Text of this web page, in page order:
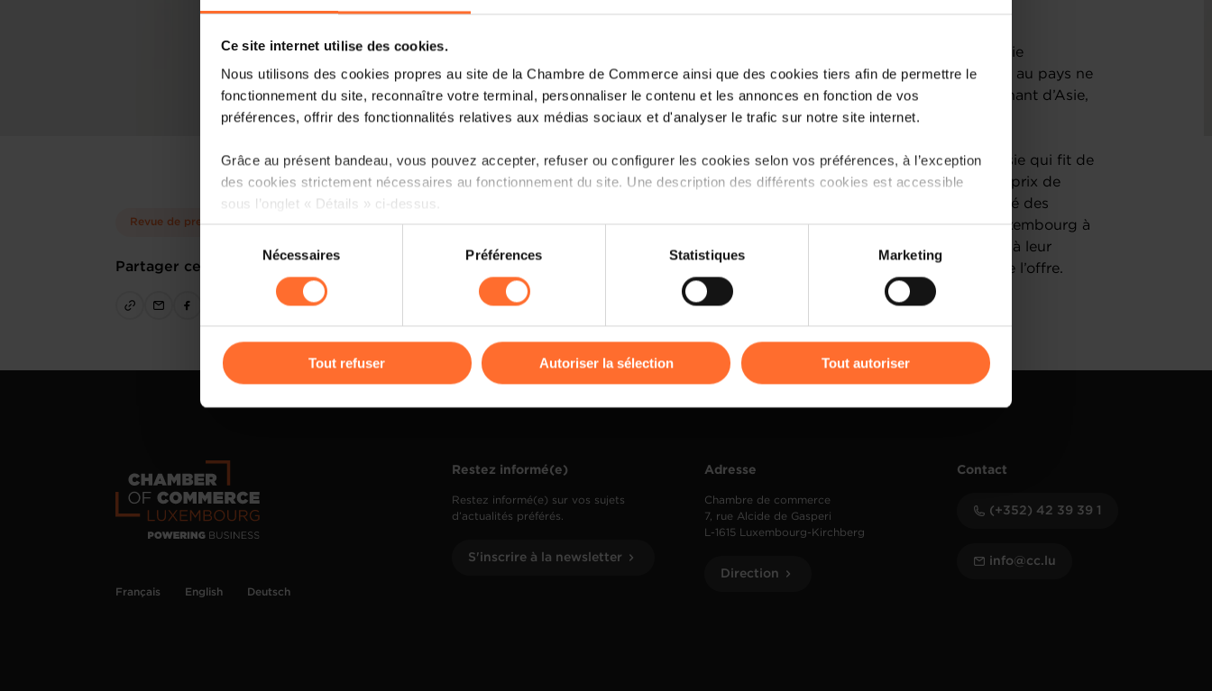
Ce site internet utilise des cookies.
Nous utilisons des cookies propres au site de la Chambre de Commerce ainsi que des cookies tiers afin de permettre le
fonctionnement du site, reconnaître votre terminal, personnaliser le contenu et les annonces en fonction de vos
préférences, offrir des fonctionnalités relatives aux médias sociaux et d'analyser le trafic sur notre site internet.
Grâce au présent bandeau, vous pouvez accepter, refuser ou configurer les cookies selon vos préférences, à l’exception
des cookies strictement nécessaires au fonctionnement du site. Une description des différents cookies est accessible
sous l’onglet « Détails » ci-dessus.
Il est précisé que la navigation sur le site et certaines fonctionnalités (ex : lecture de vidéos, partage sur les réseaux
cas de refus de tous les cookies ou des cookies non nécessaires.
gauche de chaque page.
consentement
Nécessaires Préférences Statistiques Marketing
Tout refuser Autoriser la sélection Tout autoriser
Revue de presse
Partager cet article
Depuis 2020, les crises s’enchaînent, laissant peu de répit à l’économie
luxembourgeoise et, a fortiori aux entreprises. Des facteurs extérieurs au pays ne
cessent de souffler le chaud, mais surtout le froid : une pandémie venant d’Asie,
entrainant dans un second temps une perturbation des chaînes
exceptionnelle des prix. Ensuite, une invasion de l’Ukraine par la Russie qui fit de
l’année 2023 une année de records : d’inflation, de taux d’intérêt, de prix de
l’énergie, etc. Cela a freiné les investissements, fait chuter la rentabilité des
entreprises, le pouvoir d’achat et la confiance, ce qui a conduit le Luxembourg à
finir l’année en récession, sur toile de fond de tensions géopolitiques à leur
paroxysme et de crise de la demande, venant succéder à une crise de l’offre.
Français English Deutsch
Restez informé(e)
Restez informé(e) sur vos sujets
d’actualités préférés.
S'inscrire à la newsletter
Adresse
Chambre de commerce
7, rue Alcide de Gasperi
L-1615 Luxembourg-Kirchberg
Direction
Contact
(+352) 42 39 39 1
info@cc.lu